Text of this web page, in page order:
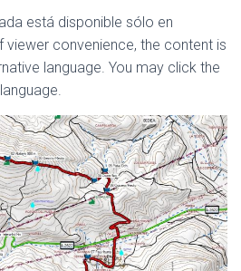
está disponible sólo en
viewer convenience, the content is
language. You may click the